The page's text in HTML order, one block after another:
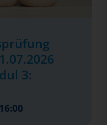
3:
16:00